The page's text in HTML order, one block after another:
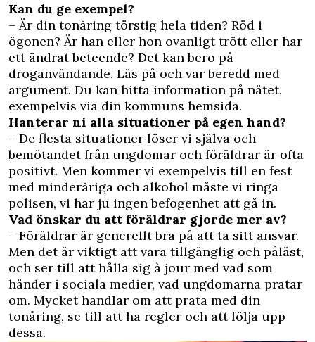
Kan du ge exempel?
– Är din tonåring törstig hela tiden? Röd i
ögonen? Är han eller hon ovanligt trött eller har
ett ändrat beteende? Det kan bero på
droganvändande. Läs på och var beredd med
argument. Du kan hitta information på nätet,
exempelvis via din kommuns hemsida.
Hanterar ni alla situationer på egen hand?
– De flesta situationer löser vi själva och
bemötandet från ungdomar och föräldrar är ofta
positivt. Men kommer vi exempelvis till en fest
med minderåriga och alkohol måste vi ringa
polisen, vi har ju ingen befogenhet att gå in.
Vad önskar du att föräldrar gjorde mer av?
– Föräldrar är generellt bra på att ta sitt ansvar.
Men det är viktigt att vara tillgänglig och påläst,
och ser till att hålla sig à jour med vad som
händer i sociala medier, vad ungdomarna pratar
om. Mycket handlar om att prata med din
tonåring, se till att ha regler och att följa upp
dessa.